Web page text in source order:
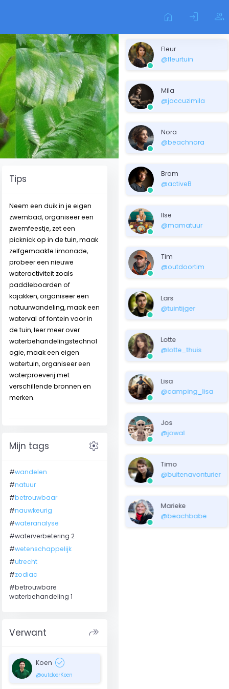
home login group
Tips
Neem een duik in je eigen
zwembad, organiseer een
zwemfeestje, zet een
picknick op in de tuin, maak
zelfgemaakte limonade,
probeer een nieuwe
wateractiviteit zoals
paddleboarden of
kajakken, organiseer een
natuurwandeling, maak een
waterval of fontein voor in
de tuin, leer meer over
waterbehandelingstechnol
ogie, maak een eigen
watertuin, organiseer een
waterproeverij met
verschillende bronnen en
merken.
Mijn tags settings
#wandelen
#natuur
#betrouwbaar
#nauwkeurig
#wateranalyse
#waterverbetering 2
#wetenschappelijk
#utrecht
#zodiac
#betrouwbare
waterbehandeling 1
Verwant shortcut
Koen check_circle
@outdoorKoen
Fleur
@fleurtuin
Mila
@jaccuzimila
Nora
@beachnora
Bram
@activeB
Ilse
@mamatuur
Tim
@outdoortim
Lars
@tuintijger
Lotte
@lotte_thuis
Lisa
@camping_lisa
Jos
@jowal
Timo
@buitenavonturier
Marieke
@beachbabe